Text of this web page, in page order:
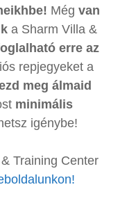
Még van
a Sharm Villa &
erre az
repjegyeket a
meg álmaid
minimális
igénybe!
Training Center